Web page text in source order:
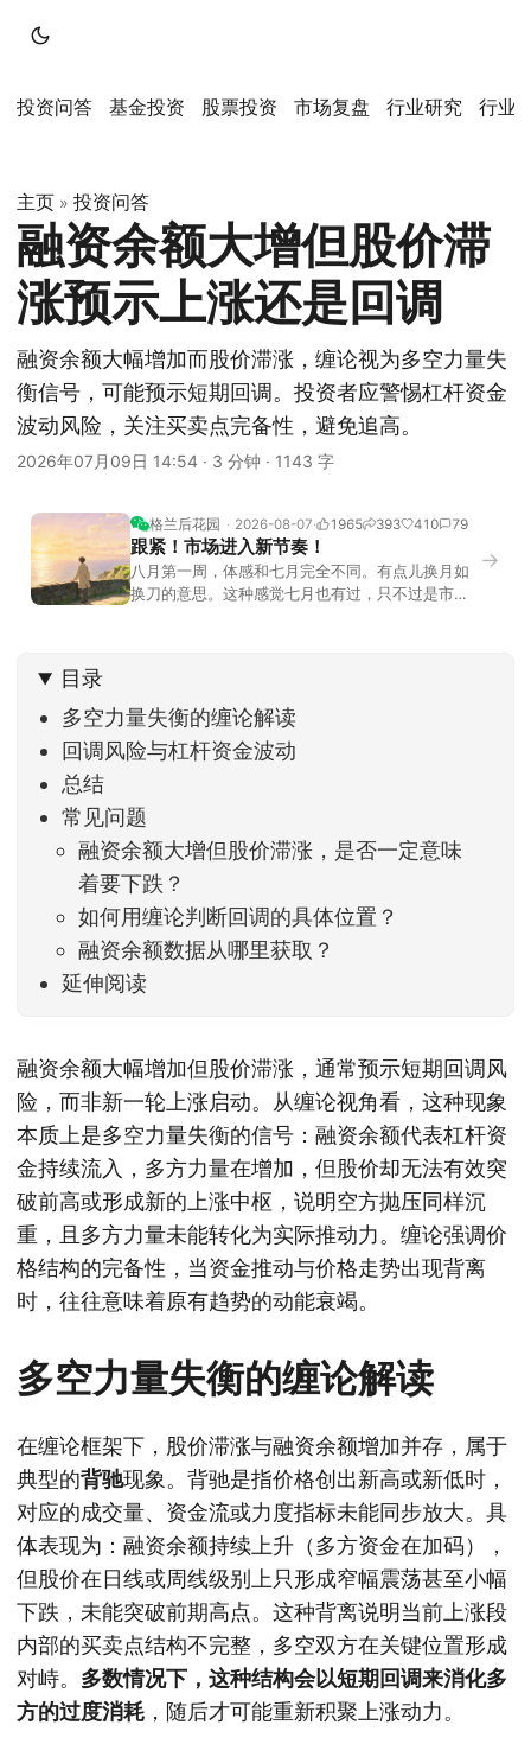
投资问答 基金投资 股票投资 市场复盘 行业研究 行业
主页 » 投资问答
融资余额大增但股价滞
涨预示上涨还是回调
融资余额大幅增加而股价滞涨，缠论视为多空力量失
衡信号，可能预示短期回调。投资者应警惕杠杆资金
波动风险，关注买卖点完备性，避免追高。
2026年07月09日 14:54 · 3 分钟 · 1143 字
格兰后花园 2026-08-07 1965 393 410 79
跟紧！市场进入新节奏！
八月第一周，体感和七月完全不同。有点儿换月如
换刀的意思。这种感觉七月也有过，只不过是市场
家感受到了春天般的暖风。指数涨了百点，交易额
回暖到2
→
目录
多空力量失衡的缠论解读
回调风险与杠杆资金波动
总结
常见问题
融资余额大增但股价滞涨，是否一定意味
着要下跌？
如何用缠论判断回调的具体位置？
融资余额数据从哪里获取？
延伸阅读
融资余额大幅增加但股价滞涨，通常预示短期回调风
险，而非新一轮上涨启动。从缠论视角看，这种现象
本质上是多空力量失衡的信号：融资余额代表杠杆资
金持续流入，多方力量在增加，但股价却无法有效突
破前高或形成新的上涨中枢，说明空方抛压同样沉
重，且多方力量未能转化为实际推动力。缠论强调价
格结构的完备性，当资金推动与价格走势出现背离
时，往往意味着原有趋势的动能衰竭。
多空力量失衡的缠论解读
在缠论框架下，股价滞涨与融资余额增加并存，属于
典型的背驰现象。背驰是指价格创出新高或新低时，
对应的成交量、资金流或力度指标未能同步放大。具
体表现为：融资余额持续上升（多方资金在加码），
但股价在日线或周线级别上只形成窄幅震荡甚至小幅
下跌，未能突破前期高点。这种背离说明当前上涨段
内部的买卖点结构不完整，多空双方在关键位置形成
对峙。 多数情况下，这种结构会以短期回调来消化多
方的过度消耗 ，随后才可能重新积聚上涨动力。